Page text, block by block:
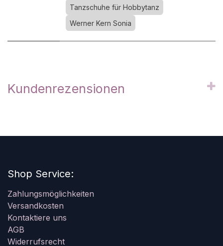
Tanzschuhe für Hobbytanz
Werner Kern Sonia
Kundenrezensionen
Shop Service:
Zahlungsmöglichkeiten
Versandkosten
Kontaktiere uns
AGB
Widerrufsrecht